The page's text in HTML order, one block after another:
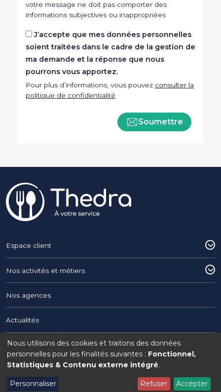
votre message ne doit pas comporter des
informations subjectives ou inappropriées
J’accepte que mes données personnelles
soient traitées dans le cadre de la gestion de
ma demande et la réponse que nous
pourrons vous apportez.
Pour plus d’informations, vous pouvez consulter la
politique de confidentialité
Soumettre
Espace client
Nos activités et métiers
Nos agences
Actualités
Copyright © 2026 THEDRA du Groupe Interaction
Legal menu
Mentions légalesPolitique de confidentialitéPolitique de cookies
Gérer mon consentement
Utilisation
des
Nous utilisons des cookies et traitons des données
personnelles pour les finalités suivantes : Fonctionnel,
Statistiques & Contenu externe intégré.
Personnaliser Refuser Accepter